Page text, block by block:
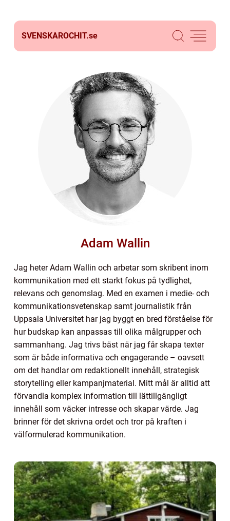
SVENSKAROCHIT.se
Adam Wallin
Jag heter Adam Wallin och arbetar som skribent inom
kommunikation med ett starkt fokus på tydlighet,
relevans och genomslag. Med en examen i medie- och
kommunikationsvetenskap samt journalistik från
Uppsala Universitet har jag byggt en bred förståelse för
hur budskap kan anpassas till olika målgrupper och
sammanhang. Jag trivs bäst när jag får skapa texter
som är både informativa och engagerande – oavsett
om det handlar om redaktionellt innehåll, strategisk
storytelling eller kampanjmaterial. Mitt mål är alltid att
förvandla komplex information till lättillgängligt
innehåll som väcker intresse och skapar värde. Jag
brinner för det skrivna ordet och tror på kraften i
välformulerad kommunikation.